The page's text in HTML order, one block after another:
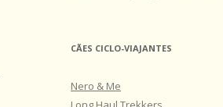
CÃES CICLO-VIAJANTES
Nero & Me